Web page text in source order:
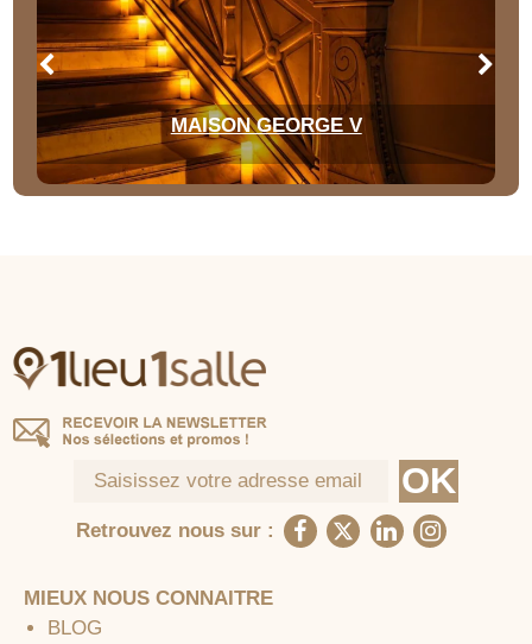
MAISON GEORGE V
Retrouvez nous sur :
MIEUX NOUS CONNAITRE
BLOG